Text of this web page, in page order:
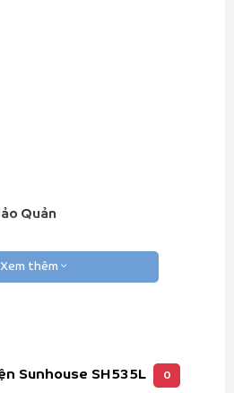
Quản
Xem thêm
Sunhouse SH535L 0